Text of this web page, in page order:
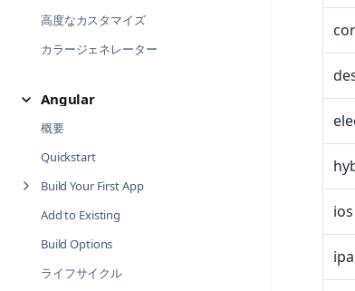
高度なカスタマイズ
カラージェネレーター
Angular
概要
Quickstart
Build Your First App
Add to Existing
Build Options
ライフサイクル
ios